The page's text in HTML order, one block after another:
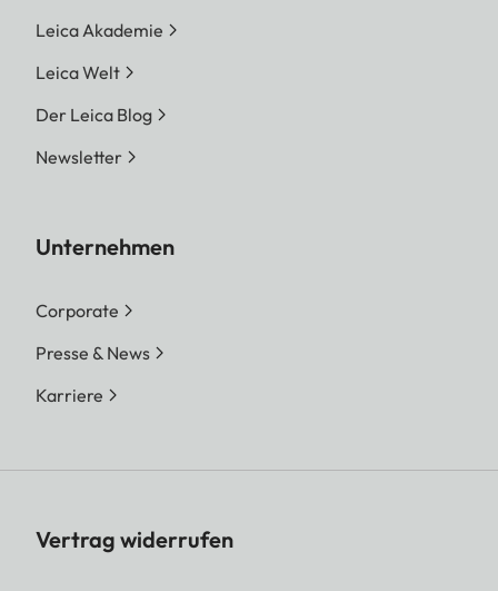
Leica Akademie
Leica Welt
Der Leica Blog
Newsletter
Unternehmen
Corporate
Presse & News
Karriere
Vertrag widerrufen